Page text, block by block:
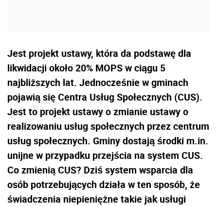
Jest projekt ustawy, która da podstawę dla
likwidacji około 20% MOPS w ciągu 5
najbliższych lat. Jednocześnie w gminach
pojawią się Centra Usług Społecznych (CUS).
Jest to projekt ustawy o zmianie ustawy o
realizowaniu usług społecznych przez centrum
usług społecznych. Gminy dostają środki m.in.
unijne w przypadku przejścia na system CUS.
Co zmienią CUS? Dziś system wsparcia dla
osób potrzebujących działa w ten sposób, że
świadczenia niepieniężne takie jak usługi